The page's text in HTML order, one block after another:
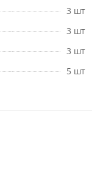
3 шт
3 шт
3 шт
5 шт